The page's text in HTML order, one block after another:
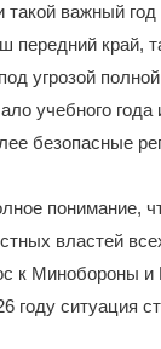
важный
передний край,
угрозой
учебного
безопасные
понимание,
властей
к Минобороны
году